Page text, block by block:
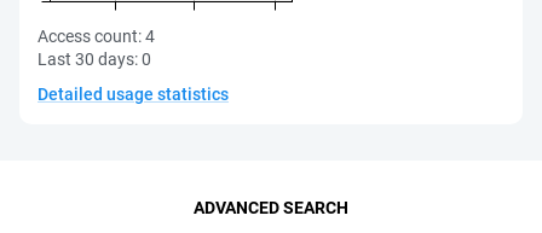
Access count:4
Last 30 days:0
Detailed usage statistics
ADVANCED SEARCH